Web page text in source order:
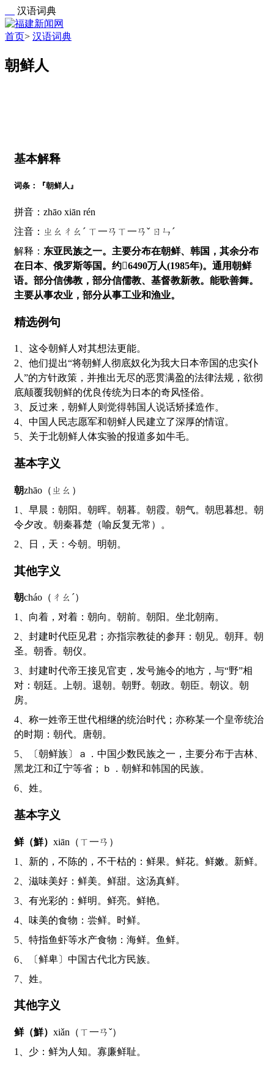
汉语词典
首页> 汉语词典
朝鲜人
基本解释
词条：『朝鲜人』
拼音：zhāo xiān rén
注音：ㄓㄠㄔㄠˊ ㄒ一ㄢㄒ一ㄢˇ ㄖㄣˊ
解释： 东亚民族之一。主要分布在朝鲜、韩国，其余分布
在日本、俄罗斯等国。约6490万人(1985年)。通用朝鲜
语。部分信佛教，部分信儒教、基督教新教。能歌善舞。
主要从事农业，部分从事工业和渔业。
精选例句
1、这令朝鲜人对其想法更能。
2、他们提出“将朝鲜人彻底奴化为我大日本帝国的忠实仆
人”的方针政策，并推出无尽的恶贯满盈的法律法规，欲彻
底颠覆我朝鲜的优良传统为日本的奇风怪俗。
3、反过来，朝鲜人则觉得韩国人说话矫揉造作。
4、中国人民志愿军和朝鲜人民建立了深厚的情谊。
5、关于北朝鲜人体实验的报道多如牛毛。
基本字义
朝zhāo（ㄓㄠ）
1、早晨：朝阳。朝晖。朝暮。朝霞。朝气。朝思暮想。朝
令夕改。朝秦暮楚（喻反复无常）。
2、日，天：今朝。明朝。
其他字义
朝cháo（ㄔㄠˊ）
1、向着，对着：朝向。朝前。朝阳。坐北朝南。
2、封建时代臣见君；亦指宗教徒的参拜：朝见。朝拜。朝
圣。朝香。朝仪。
3、封建时代帝王接见官吏，发号施令的地方，与“野”相
对：朝廷。上朝。退朝。朝野。朝政。朝臣。朝议。朝
房。
4、称一姓帝王世代相继的统治时代；亦称某一个皇帝统治
的时期：朝代。唐朝。
5、〔朝鲜族〕ａ．中国少数民族之一，主要分布于吉林、
黑龙江和辽宁等省；ｂ．朝鲜和韩国的民族。
6、姓。
基本字义
鲜（鮮） xiān（ㄒ一ㄢ）
1、新的，不陈的，不干枯的：鲜果。鲜花。鲜嫩。新鲜。
2、滋味美好：鲜美。鲜甜。这汤真鲜。
3、有光彩的：鲜明。鲜亮。鲜艳。
4、味美的食物：尝鲜。时鲜。
5、特指鱼虾等水产食物：海鲜。鱼鲜。
6、〔鲜卑〕中国古代北方民族。
7、姓。
其他字义
鲜（鮮） xiǎn（ㄒ一ㄢˇ）
1、少：鲜为人知。寡廉鲜耻。